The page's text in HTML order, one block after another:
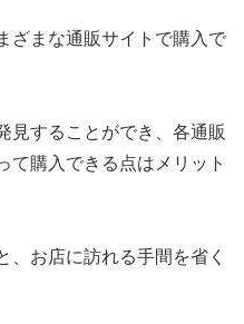
ざまな通販サイトで購入で
見することができ、各通販
て購入できる点はメリット
、お店に訪れる手間を省く